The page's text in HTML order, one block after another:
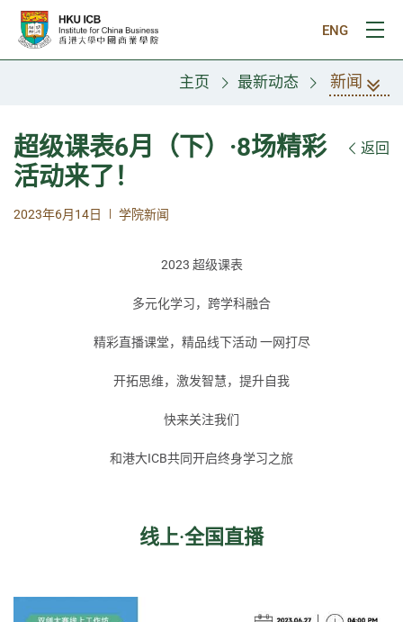
跳往主要内容
ENG
打
主页 最新动态 新闻
超级课表6月（下）·8场精彩
活动来了！
返回
2023年6月14日 | 学院新闻
2023 超级课表
多元化学习，跨学科融合
精彩直播课堂，精品线下活动 一网打尽
开拓思维，激发智慧，提升自我
快来关注我们
和港大ICB共同开启终身学习之旅
线上·全国直播